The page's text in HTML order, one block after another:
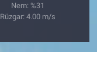
Nem: %31
Rüzgar: 4.00 m/s